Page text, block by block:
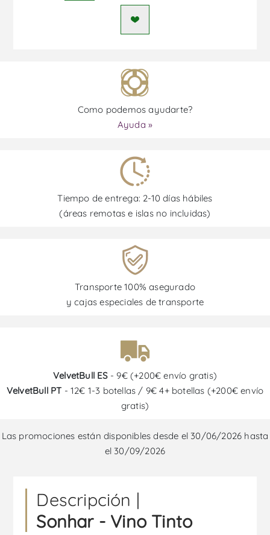
Como podemos ayudarte?
Ayuda »
Tiempo de entrega: 2-10 días hábiles
(áreas remotas e islas no incluidas)
Transporte 100% asegurado
y cajas especiales de transporte
VelvetBull ES- 9€ (+200€ envío gratis)
VelvetBull PT - 12€ 1-3 botellas / 9€ 4+ botellas (+200€ envío
gratis)
Las promociones están disponibles desde el 30/06/2026 hasta
el 30/09/2026
Descripción |
Sonhar - Vino Tinto